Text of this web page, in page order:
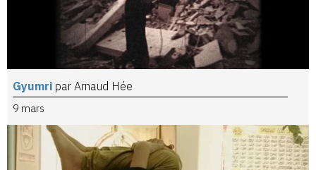
Gyumri par Arnaud Hée
9 mars